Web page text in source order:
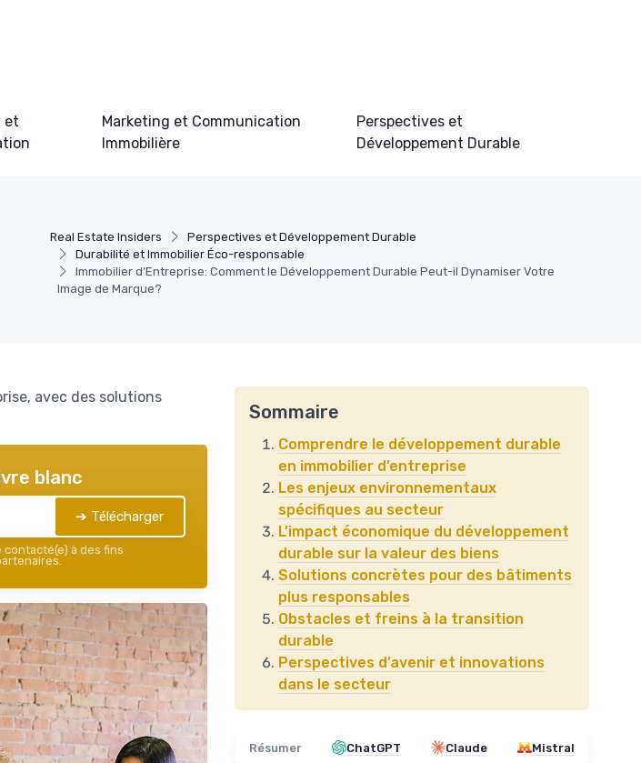
et
Marketing et Communication
Immobilière
Perspectives et
Développement Durable
Real Estate Insiders
Perspectives et Développement Durable
Durabilité et Immobilier Éco-responsable
Immobilier d’Entreprise: Comment le Développement Durable Peut-il Dynamiser Votre
Image de Marque?
avec des solutions
blanc
➔ Télécharger
contacté(e) à des fins
Sommaire
Comprendre le développement durable
en immobilier d’entreprise
Les enjeux environnementaux
spécifiques au secteur
L’impact économique du développement
durable sur la valeur des biens
Solutions concrètes pour des bâtiments
plus responsables
Obstacles et freins à la transition
durable
Perspectives d’avenir et innovations
dans le secteur
Résumer ChatGPT Claude Mistral